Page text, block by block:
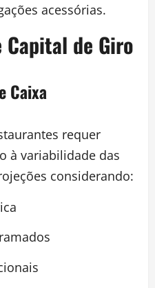
acessórias.
Capital de Giro
Caixa
requer
à variabilidade das
considerando: